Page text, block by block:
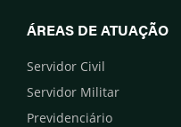
ÁREAS DE ATUAÇÃO
Servidor Civil
Servidor Militar
Previdenciário